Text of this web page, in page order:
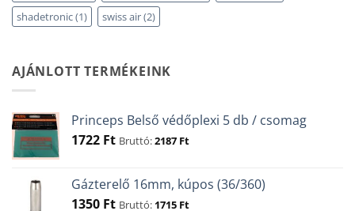
shadetronic(1) swiss air(2)
AJÁNLOTT TERMÉKEINK
Princeps Belső védőplexi 5 db / csomag
1722 Ft Bruttó:2187 Ft
Gázterelő 16mm, kúpos (36/360)
1350 Ft Bruttó: 1715 Ft